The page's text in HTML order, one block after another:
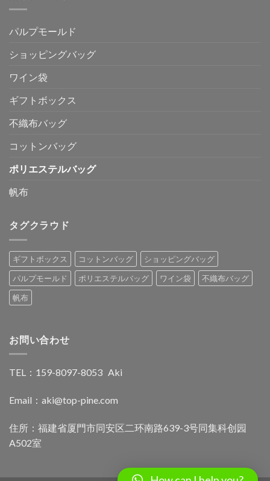
パルプモールド
ショッピングバッグ
ワイン袋
ギフトボックス
不織布バッグ
コットンバッグ
ポリエステルバッグ
帆布
タグクラウド
ギフトボックス コットンバッグ
ショッピングバッグ
パルプモールド
ポリエステルバッグ ワイン袋
不織布バッグ
帆布
お問い合わせ
TEL：159-8097-8053 Aki
Email： aki@top-pine.com
住所：福建省厦門市同安区二环南路639-3号同集科创园
A502室